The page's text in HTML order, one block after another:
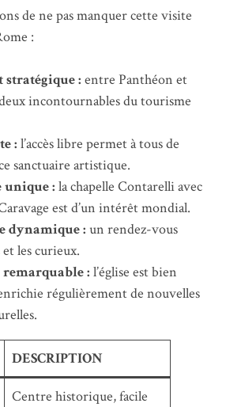
de ne pas manquer cette visite
:
stratégique : entre Panthéon et
incontournables du tourisme
: l’accès libre permet à tous de
sanctuaire artistique.
unique : la chapelle Contarelli avec
est d’un intérêt mondial.
dynamique : un rendez-vous
les curieux.
: l’église est bien
régulièrement de nouvelles
DESCRIPTION
Centre historique, facile